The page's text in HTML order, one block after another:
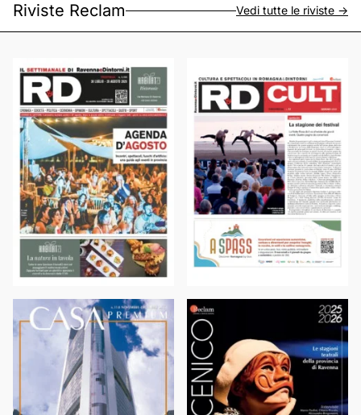
Riviste Reclam Vedi tutte le riviste ->